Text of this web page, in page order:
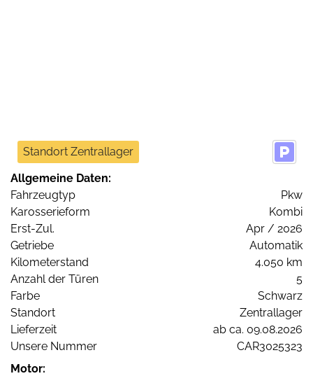
Standort Zentrallager
Allgemeine Daten:
Fahrzeugtyp
Pkw
Karosserieform
Kombi
Erst-Zul.
Apr / 2026
Getriebe
Automatik
Kilometerstand
4.050 km
Anzahl der Türen
5
Farbe
Schwarz
Standort
Zentrallager
Lieferzeit
ab ca. 09.08.2026
Unsere Nummer
CAR3025323
Motor: